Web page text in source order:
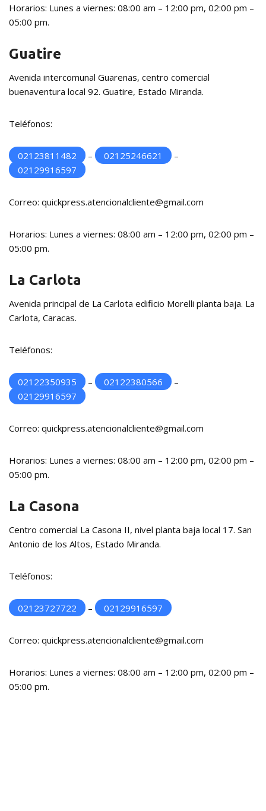
Horarios: Lunes a viernes: 08:00 am – 12:00 pm, 02:00 pm –
05:00 pm.
Guatire
Avenida intercomunal Guarenas, centro comercial
buenaventura local 92. Guatire, Estado Miranda.
Teléfonos:
02123811482 – 02125246621
–
02129916597
Correo: quickpress.atencionalcliente@gmail.com
Horarios: Lunes a viernes: 08:00 am – 12:00 pm, 02:00 pm –
05:00 pm.
La Carlota
Avenida principal de La Carlota edificio Morelli planta baja. La
Carlota, Caracas.
Teléfonos:
02122350935 – 02122380566
–
02129916597
Correo: quickpress.atencionalcliente@gmail.com
Horarios: Lunes a viernes: 08:00 am – 12:00 pm, 02:00 pm –
05:00 pm.
La Casona
Centro comercial La Casona II, nivel planta baja local 17. San
Antonio de los Altos, Estado Miranda.
Teléfonos:
02123727722 – 02129916597
Correo: quickpress.atencionalcliente@gmail.com
Horarios: Lunes a viernes: 08:00 am – 12:00 pm, 02:00 pm –
05:00 pm.